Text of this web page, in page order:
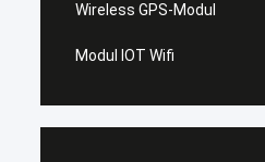
Wireless GPS-Modul
Modul IOT Wifi